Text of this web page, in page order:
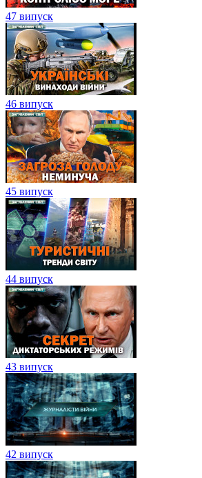
47 випуск
46 випуск
45 випуск
44 випуск
43 випуск
42 випуск